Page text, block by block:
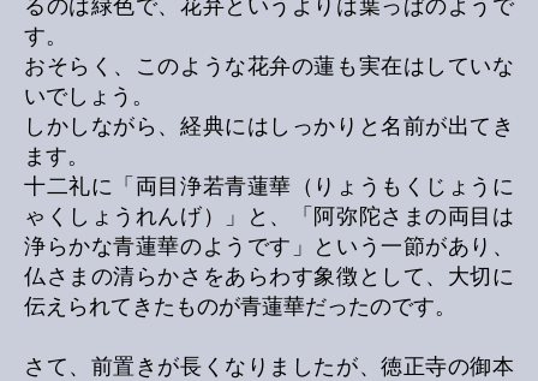
るのは緑色で、花弁というよりは葉っぱのようで
す。
おそらく、このような花弁の蓮も実在はしていな
いでしょう。
しかしながら、経典にはしっかりと名前が出てき
ます。
十二礼に「両目浄若青蓮華（りょうもくじょうに
ゃくしょうれんげ）」と、「阿弥陀さまの両目は
浄らかな青蓮華のようです」という一節があり、
仏さまの清らかさをあらわす象徴として、大切に
伝えられてきたものが青蓮華だったのです。
さて、前置きが長くなりましたが、徳正寺の御本